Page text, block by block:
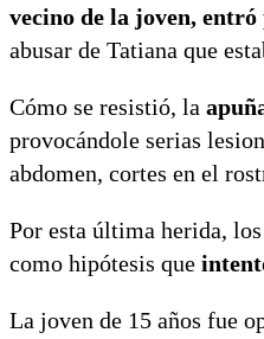
vecino de la joven,
abusar de Tatiana que
Cómo se resistió, la
provocándole serias
abdomen, cortes en el
Por esta última herida,
como hipótesis que
La joven de 15 años fue